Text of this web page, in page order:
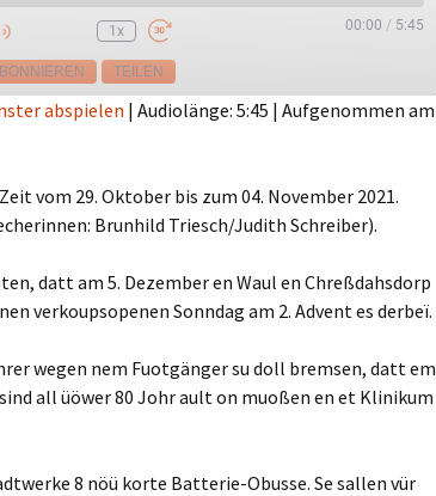
1x 00:00 / 5:45
TEILEN
abspielen | Audiolänge: 5:45 | Aufgenommen am
vom 29. Oktober bis zum 04. November 2021.
Brunhild Triesch/Judith Schreiber).
datt am 5. Dezember en Waul en Chreßdahsdorp
verkoupsopenen Sonndag am 2. Advent es derbeï.
wegen nem Fuotgänger su doll bremsen, datt em
all üöwer 80 Johr ault on muoßen en et Klinikum
8 nöü korte Batterie-Obusse.Se sallen vür